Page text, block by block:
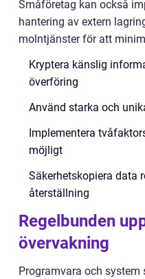
Småföretag kan också
hantering av extern
molntjänster för att
Kryptera känslig
överföring
Använd starka och
Implementera
möjligt
Säkerhetskopiera data
återställning
Regelbunden
övervakning
Programvara och